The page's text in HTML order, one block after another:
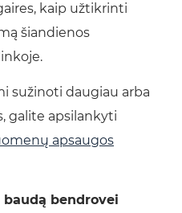
kaip užtikrinti
šiandienos
sužinoti daugiau arba
galite apsilankyti
apsaugos
bendrovei